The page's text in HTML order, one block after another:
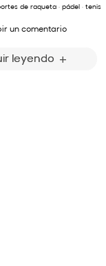
de raqueta · pádel · tenis
un comentario
leyendo